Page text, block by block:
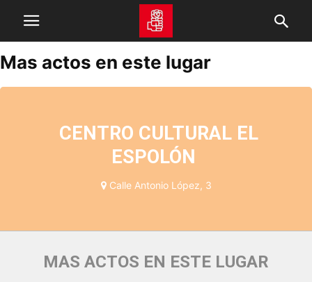
Mas actos en este lugar
CENTRO CULTURAL EL
ESPOLÓN
Calle Antonio López, 3
MAS ACTOS EN ESTE LUGAR